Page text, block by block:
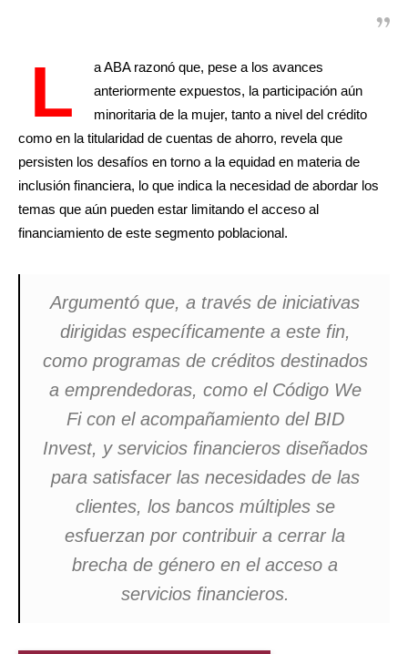
L
a ABA razonó que, pese a los avances
anteriormente expuestos, la participación aún
minoritaria de la mujer, tanto a nivel del crédito
como en la titularidad de cuentas de ahorro, revela que
persisten los desafíos en torno a la equidad en materia de
inclusión financiera, lo que indica la necesidad de abordar los
temas que aún pueden estar limitando el acceso al
financiamiento de este segmento poblacional.
Argumentó que, a través de iniciativas
dirigidas específicamente a este fin,
como programas de créditos destinados
a emprendedoras, como el Código We
Fi con el acompañamiento del BID
Invest, y servicios financieros diseñados
para satisfacer las necesidades de las
clientes, los bancos múltiples se
esfuerzan por contribuir a cerrar la
brecha de género en el acceso a
servicios financieros.